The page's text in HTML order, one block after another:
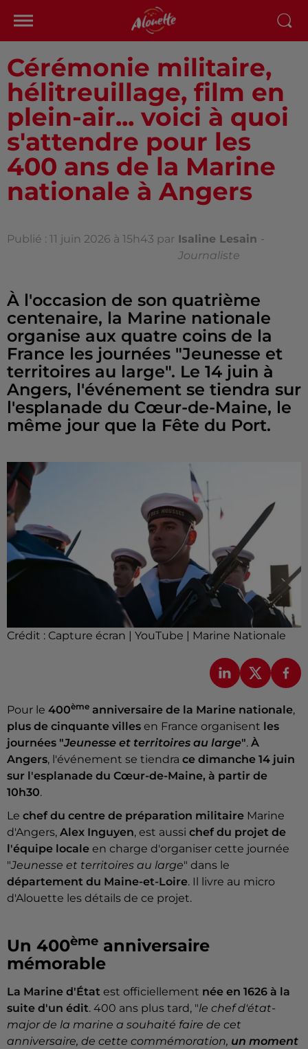
Cérémonie militaire,
hélitreuillage, film en
plein-air... voici à quoi
s'attendre pour les
400 ans de la Marine
nationale à Angers
Publié : 11 juin 2026 à 15h43 par Isaline Lesain -
Journaliste
À l'occasion de son quatrième
centenaire, la Marine nationale
organise aux quatre coins de la
France les journées "Jeunesse et
territoires au large". Le 14 juin à
Angers, l'événement se tiendra sur
l'esplanade du Cœur-de-Maine, le
même jour que la Fête du Port.
Crédit : Capture écran | YouTube | Marine Nationale
Pour le 400ème anniversaire de la Marine nationale,
plus de cinquante villes en France organisent les
journées "Jeunesse et territoires au large". À
Angers, l'événement se tiendra ce dimanche 14 juin
sur l'esplanade du Cœur-de-Maine, à partir de
10h30.
Le chef du centre de préparation militaire Marine
d'Angers, Alex Inguyen, est aussi chef du projet de
l'équipe locale en charge d'organiser cette journée
"Jeunesse et territoires au large" dans le
département du Maine-et-Loire. Il livre au micro
d'Alouette les détails de ce projet.
Un 400ème anniversaire
mémorable
La Marine d'État est officiellement née en 1626 à la
suite d'un édit. 400 ans plus tard, "le chef d'état-
major de la marine a souhaité faire de cet
anniversaire, de cette commémoration, un moment